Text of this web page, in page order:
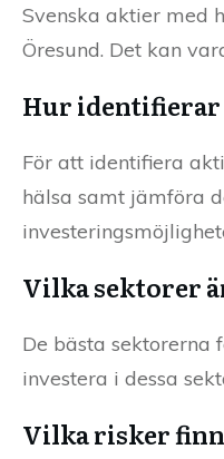
Svenska aktier med
Öresund. Det kan
Hur identifierar
För att identifiera
hälsa samt jämföra
Vilka sektorer
De bästa sektorerna
investera i dessa
Vilka risker